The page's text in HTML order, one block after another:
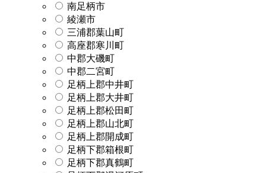
南足柄市
綾瀬市
三浦郡葉山町
高座郡寒川町
中郡大磯町
中郡二宮町
足柄上郡中井町
足柄上郡大井町
足柄上郡松田町
足柄上郡山北町
足柄上郡開成町
足柄下郡箱根町
足柄下郡真鶴町